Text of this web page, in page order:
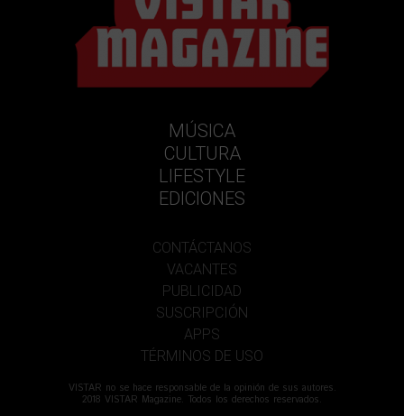
MÚSICA
CULTURA
LIFESTYLE
EDICIONES
CONTÁCTANOS
VACANTES
PUBLICIDAD
SUSCRIPCIÓN
APPS
TÉRMINOS DE USO
VISTAR no se hace responsable de la opinión de sus autores.
2018 VISTAR Magazine. Todos los derechos reservados.